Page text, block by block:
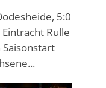
5:0
Rulle